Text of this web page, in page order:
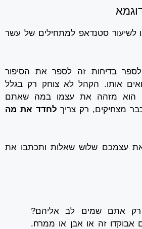
לשיעור סטנדאפ למתחילים של עשר
בדיחות זה לספר את הסיפור
אותו. הקהל לא צוחק רק בגלל
הוא מזהה את עצמו במה שאתם
כבר מצחיקים, רק צריך לחדד את מה
עצמכם שלוש שאלות ותכתבו את
רק אתם שמים לב אליהם?
אבוקדו זה או אבן או ממרח.